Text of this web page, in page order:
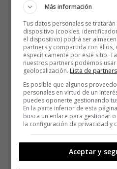
Más información
Tus datos personales se
dispositivo (cookies,
el dispositivo) podrá ser
partners y compartida con ellos,
específicamente por este sitio.
nuestros partners podemos
geolocalización. Lista de partners
Es posible que algunos
personales en virtud de un
puedes oponerte gestionando
En la parte inferior de esta
busca un enlace para gestionar
la configuración de privacidad y
Aceptar y